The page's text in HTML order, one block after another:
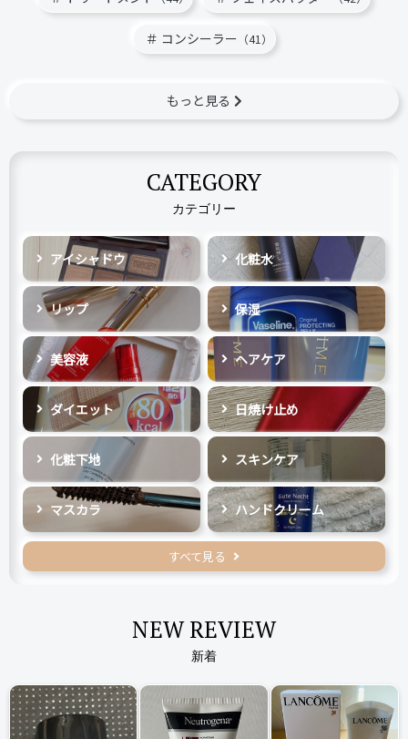
コンシーラー （41）
もっと見る
CATEGORY
カテゴリー
アイシャドウ 化粧水
リップ 保湿
美容液 ヘアケア
ダイエット 日焼け止め
化粧下地 スキンケア
マスカラ ハンドクリーム
すべて見る
NEW REVIEW
新着